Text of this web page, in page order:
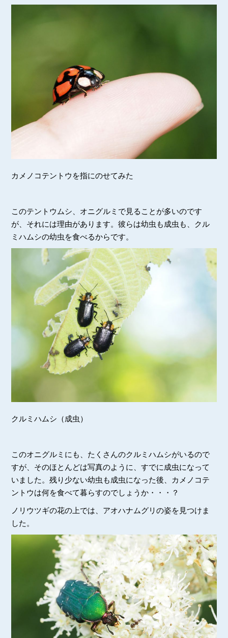
カメノコテントウを指にのせてみた
このテントウムシ、オニグルミで見ることが多いのです
が、それには理由があります。彼らは幼虫も成虫も、クル
ミハムシの幼虫を食べるからです。
クルミハムシ（成虫）
このオニグルミにも、たくさんのクルミハムシがいるので
すが、そのほとんどは写真のように、すでに成虫になって
いました。残り少ない幼虫も成虫になった後、カメノコテ
ントウは何を食べて暮らすのでしょうか・・・？
ノリウツギの花の上では、アオハナムグリの姿を見つけま
した。